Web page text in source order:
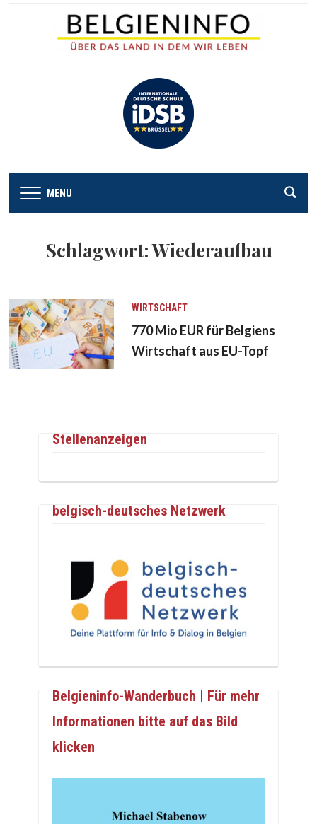
MENU
Schlagwort:Wiederaufbau
WIRTSCHAFT
770 Mio EUR für Belgiens
Wirtschaft aus EU-Topf
Stellenanzeigen
belgisch-deutsches Netzwerk
Belgieninfo-Wanderbuch | Für mehr
Informationen bitte auf das Bild
klicken